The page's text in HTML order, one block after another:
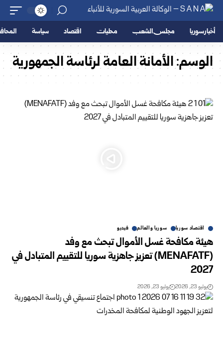
أخبار سوريا مجلس الشعب محليات اقتصاد سياسة
الوسم:الأمانة العامة لرئاسة الجمهورية
اقتصاد سوريا سوريا والعالم فيديو
هيئة مكافحة غسل الأموال تبحث مع وفد
(‏MENAFATF‏) تعزيز جاهزية ‏سوريا للتقييم المتبادل في
2027‏
يوليو 23, 2026 يوليو 23, 2026